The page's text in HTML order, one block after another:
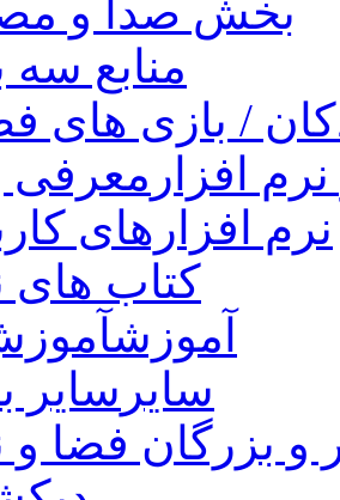
بخش صدا و
منابع سه
/ بازی های
افزار معرفی
نرم افزارهای
کتاب های
آموزش
سایر سایر
و بزرگان فضا و